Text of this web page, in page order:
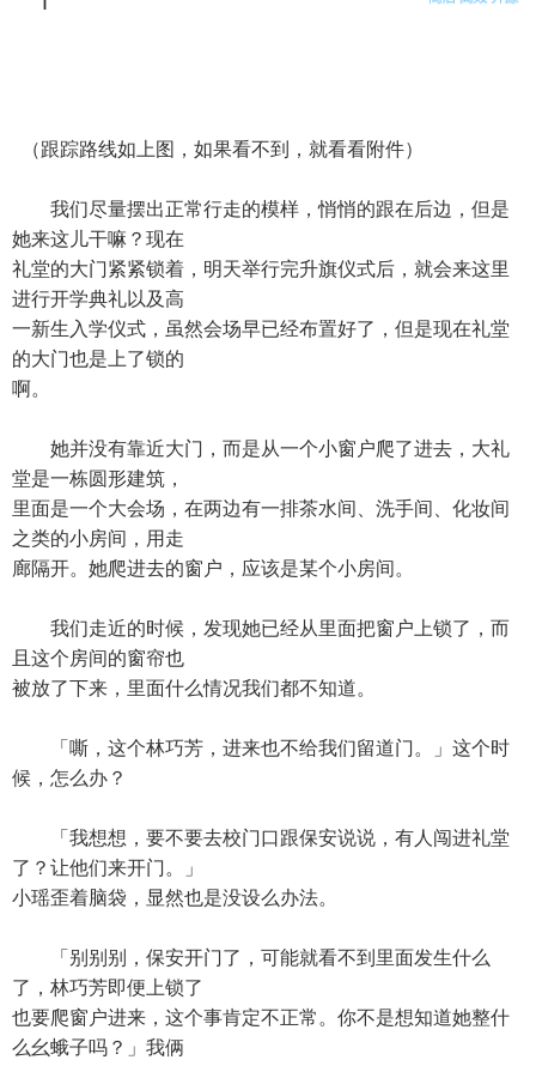
（跟踪路线如上图，如果看不到，就看看附件）
我们尽量摆出正常行走的模样，悄悄的跟在后边，但是
她来这儿干嘛？现在
礼堂的大门紧紧锁着，明天举行完升旗仪式后，就会来这里
进行开学典礼以及高
一新生入学仪式，虽然会场早已经布置好了，但是现在礼堂
的大门也是上了锁的
啊。
她并没有靠近大门，而是从一个小窗户爬了进去，大礼
堂是一栋圆形建筑，
里面是一个大会场，在两边有一排茶水间、洗手间、化妆间
之类的小房间，用走
廊隔开。她爬进去的窗户，应该是某个小房间。
我们走近的时候，发现她已经从里面把窗户上锁了，而
且这个房间的窗帘也
被放了下来，里面什么情况我们都不知道。
「嘶，这个林巧芳，进来也不给我们留道门。」这个时
候，怎么办？
「我想想，要不要去校门口跟保安说说，有人闯进礼堂
了？让他们来开门。」
小瑶歪着脑袋，显然也是没设么办法。
「别别别，保安开门了，可能就看不到里面发生什么
了，林巧芳即便上锁了
也要爬窗户进来，这个事肯定不正常。你不是想知道她整什
么幺蛾子吗？」我俩